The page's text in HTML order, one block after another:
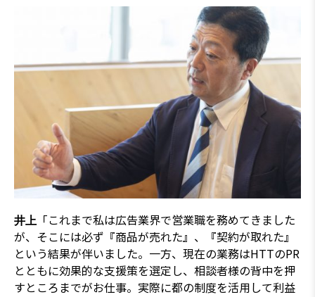
井上
「これまで私は広告業界で営業職を務めてきました
が、そこには必ず『商品が売れた』、『契約が取れた』
という結果が伴いました。一方、現在の業務はHTTのPR
とともに効果的な支援策を選定し、相談者様の背中を押
すところまでがお仕事。実際に都の制度を活用して利益